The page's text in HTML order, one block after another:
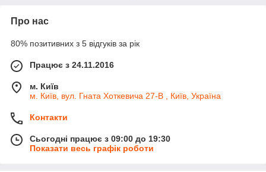
Про нас
80% позитивних з 5 відгуків за рік
Працює з 24.11.2016
м. Київ
м. Київ, вул. Гната Хоткевича 27-В , Київ, Україна
Контакти
Сьогодні працює з 09:00 до 19:30
Показати весь графік роботи